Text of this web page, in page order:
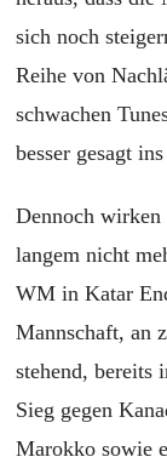
sich noch
Reihe von
schwachen
besser gesagt
Dennoch wirken
langem nicht
WM in Katar
Mannschaft, an
stehend, bereits
Sieg gegen
Marokko sowie